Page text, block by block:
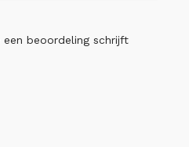
een beoordeling schrijft